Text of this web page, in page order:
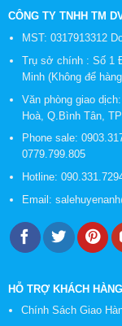
CÔNG TY TNHH TM
MST: 0317913312
Trụ sở chính : Số 1
Minh (Không để
Văn phòng giao
Hoà, Q.Bình Tân,
Phone sale:
0779.799.805
Hotline:
Email:
HỖ TRỢ KHÁCH HÀNG
Chính Sách Giao